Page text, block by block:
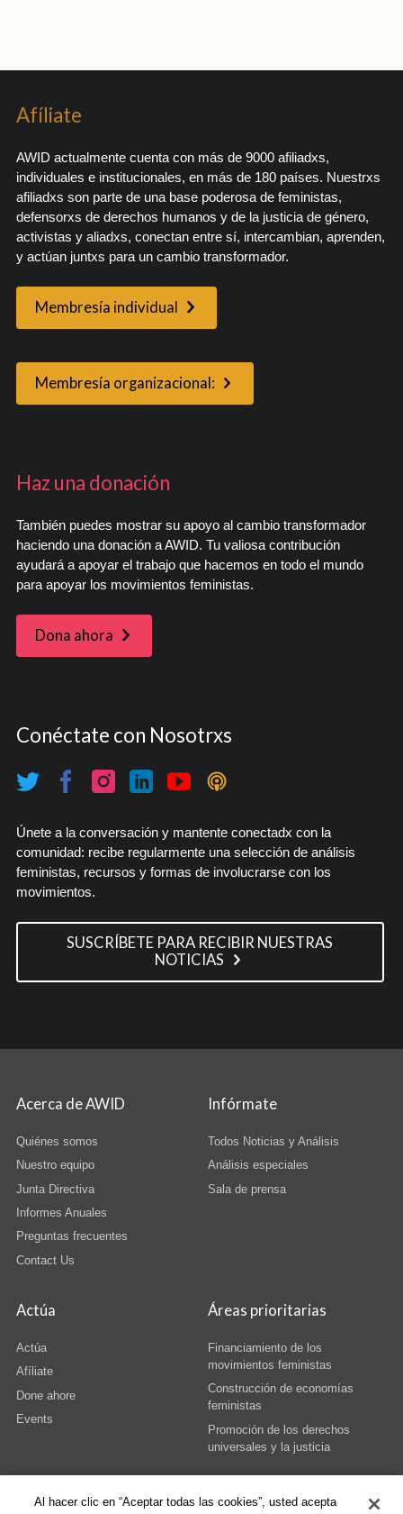
Afíliate
AWID actualmente cuenta con más de 9000 afiliadxs,
individuales e institucionales, en más de 180 países. Nuestrxs
afiliadxs son parte de una base poderosa de feministas,
defensorxs de derechos humanos y de la justicia de género,
activistas y aliadxs, conectan entre sí, intercambian, aprenden,
y actúan juntxs para un cambio transformador.
Membresía individual
Membresía organizacional:
Haz una donación
También puedes mostrar su apoyo al cambio transformador
haciendo una donación a AWID. Tu valiosa contribución
ayudará a apoyar el trabajo que hacemos en todo el mundo
para apoyar los movimientos feministas.
Dona ahora
Conéctate con Nosotrxs
Únete a la conversación y mantente conectadx con la
comunidad: recibe regularmente una selección de análisis
feministas, recursos y formas de involucrarse con los
movimientos.
SUSCRÍBETE PARA RECIBIR NUESTRAS
NOTICIAS
Acerca de AWID
Quiénes somos
Nuestro equipo
Junta Directiva
Informes Anuales
Preguntas frecuentes
Contact Us
Infórmate
Todos Noticias y Análisis
Análisis especiales
Sala de prensa
Actúa
Actúa
Afíliate
Done ahore
Events
Áreas prioritarias
Financiamiento de los
movimientos feministas
Construcción de economías
feministas
Promoción de los derechos
universales y la justicia
Al hacer clic en “Aceptar todas las cookies”, usted acepta